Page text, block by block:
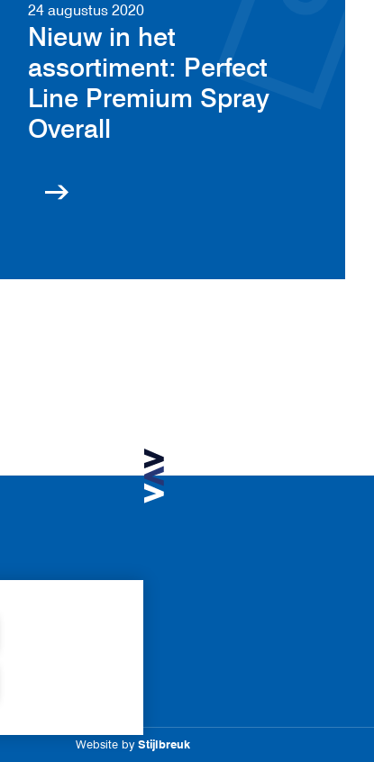
24 augustus 2020
Nieuw in het
assortiment: Perfect
Line Premium Spray
Overall
Website by Stijlbreuk